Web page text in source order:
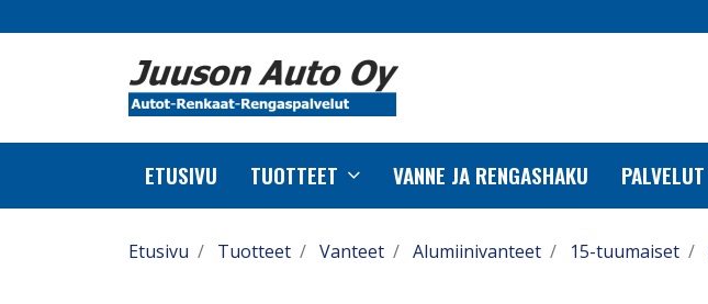
ETUSIVU TUOTTEET VANNE JA RENGASHAKU PALVELUT
Etusivu Tuotteet Vanteet Alumiinivanteet 15-tuumaiset